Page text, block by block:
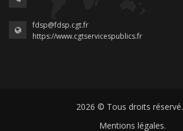
fdsp@fdsp.cgt.fr
https://www.cgtservicespublics.fr
2026 © Tous droits réservé.
Mentions légales.